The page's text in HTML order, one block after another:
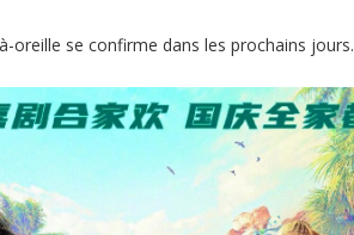
oreille se confirme dans les prochains jours.